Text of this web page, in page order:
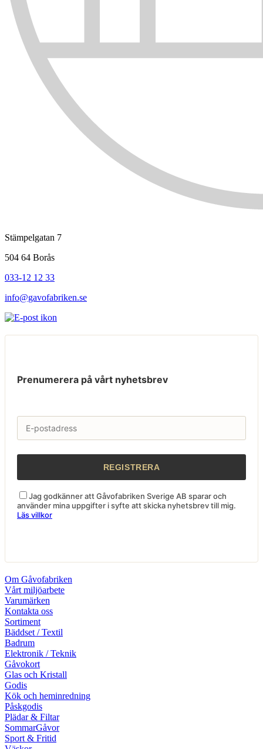
Stämpelgatan 7
504 64 Borås
033-12 12 33
info@gavofabriken.se
Prenumerera på vårt nyhetsbrev
Jag godkänner att Gåvofabriken Sverige AB sparar och
använder mina uppgifter i syfte att skicka nyhetsbrev till mig.
Läs villkor
Om Gåvofabriken
Vårt miljöarbete
Varumärken
Kontakta oss
Sortiment
Bäddset / Textil
Badrum
Elektronik / Teknik
Gåvokort
Glas och Kristall
Godis
Kök och heminredning
Påskgodis
Plädar & Filtar
SommarGåvor
Sport & Fritid